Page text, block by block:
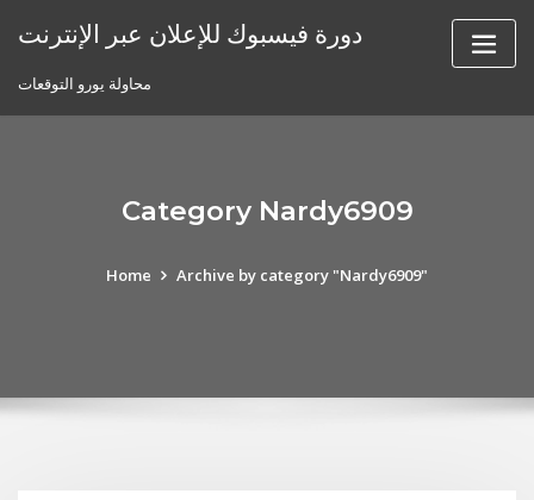
دورة فيسبوك للإعلان عبر الإنترنت
محاولة يورو التوقعات
Category Nardy6909
Home Archive by category "Nardy6909"